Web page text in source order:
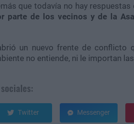
que todavía no hay respuestas
parte de los vecinos y de la
un nuevo frente de conflicto
no entiende, ni le importan
Twitter Messenger